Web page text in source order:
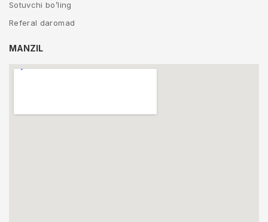
Sotuvchi bo’ling
Referal daromad
MANZIL